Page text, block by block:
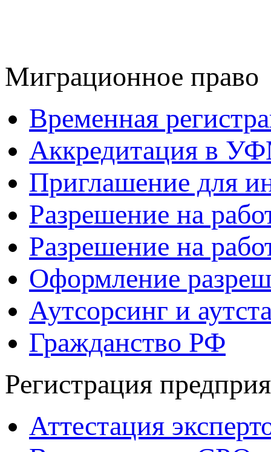
Миграционное право
Временная
Аккредитация в
Приглашение для
Разрешение на
Разрешение на
Оформление
Аутсорсинг и
Гражданство РФ
Регистрация
Аттестация